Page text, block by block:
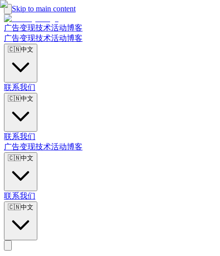
Skip to main content
广告变现技术活动博客
广告变现技术活动博客
🇨🇳中文
联系我们
🇨🇳中文
联系我们
广告变现技术活动博客
🇨🇳中文
联系我们
🇨🇳中文